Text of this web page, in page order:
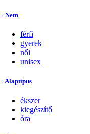
+ Nem
férfi
gyerek
női
unisex
+ Alaptípus
ékszer
kiegészítő
óra